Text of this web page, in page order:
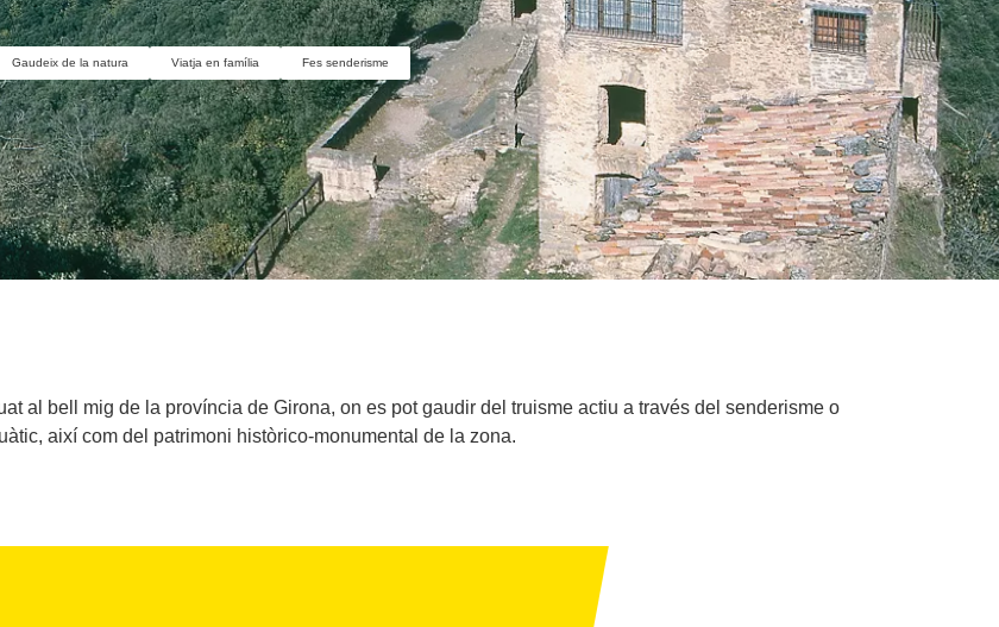
Gaudeix de la natura Viatja en família Fes senderisme
al bell mig de la província de Girona, on es pot gaudir del truisme actiu a través del senderisme o
així com del patrimoni històrico-monumental de la zona.